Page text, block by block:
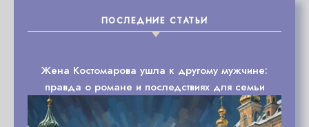
ПОСЛЕДНИЕ СТАТЬИ
Жена Костомарова ушла к другому мужчине:
правда о романе и последствиях для семьи